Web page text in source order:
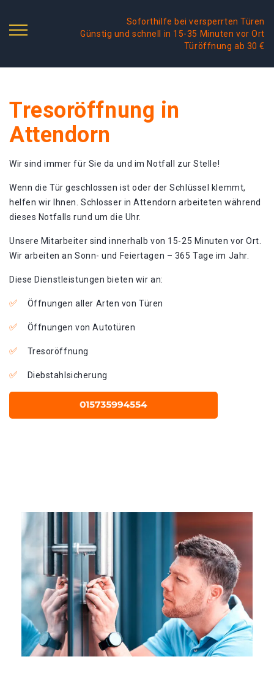
Soforthilfe bei versperrten Türen
Günstig und schnell in 15-35 Minuten vor Ort
Türöffnung ab 30 €
Tresoröffnung in
Attendorn
Wir sind immer für Sie da und im Notfall zur Stelle!
Wenn die Tür geschlossen ist oder der Schlüssel klemmt,
helfen wir Ihnen. Schlosser in Attendorn arbeiteten während
dieses Notfalls rund um die Uhr.
Unsere Mitarbeiter sind innerhalb von 15-25 Minuten vor Ort.
Wir arbeiten an Sonn- und Feiertagen – 365 Tage im Jahr.
Diese Dienstleistungen bieten wir an:
Öffnungen aller Arten von Türen
Öffnungen von Autotüren
Tresoröffnung
Diebstahlsicherung